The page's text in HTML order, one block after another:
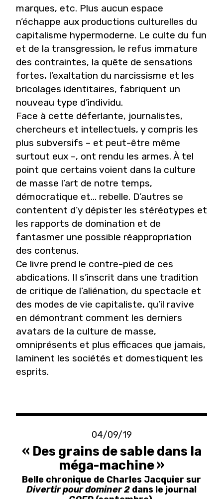
marques, etc. Plus aucun espace
n’échappe aux productions culturelles du
capitalisme hypermoderne. Le culte du fun
et de la transgression, le refus immature
des contraintes, la quête de sensations
fortes, l’exaltation du narcissisme et les
bricolages identitaires, fabriquent un
nouveau type d’individu.
Face à cette déferlante, journalistes,
chercheurs et intellectuels, y compris les
plus subversifs – et peut-être même
surtout eux –, ont rendu les armes. À tel
point que certains voient dans la culture
de masse l’art de notre temps,
démocratique et... rebelle. D’autres se
contentent d’y dépister les stéréotypes et
les rapports de domination et de
fantasmer une possible réappropriation
des contenus.
Ce livre prend le contre-pied de ces
abdications. Il s’inscrit dans une tradition
de critique de l’aliénation, du spectacle et
des modes de vie capitaliste, qu’il ravive
en démontrant comment les derniers
avatars de la culture de masse,
omniprésents et plus efficaces que jamais,
laminent les sociétés et domestiquent les
esprits.
04/09/19
« Des grains de sable dans la
méga-machine »
Belle chronique de Charles Jacquier sur
Divertir pour dominer 2 dans le journal